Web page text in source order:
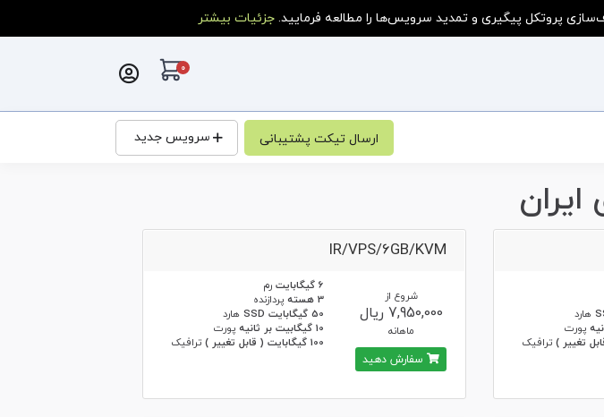
پروتکل پیگیری و تمدید سرویس‌ها را مطالعه فرمایید. جزئیات بیشتر
0 کارت خرید
ارسال تیکت پشتیبانی سرویس جدید
هارد
پورت
ترافیک
IR/VPS/6GB/KVM
6 گیگابایت
رم
3 هسته
پردازنده
50 گیگابایت SSD
هارد
10 گیگابیت بر ثانیه
پورت
100 گیگابایت ( قابل تغییر )
ترافیک
شروع از
7,950,000 ریال
ماهانه
سفارش دهید